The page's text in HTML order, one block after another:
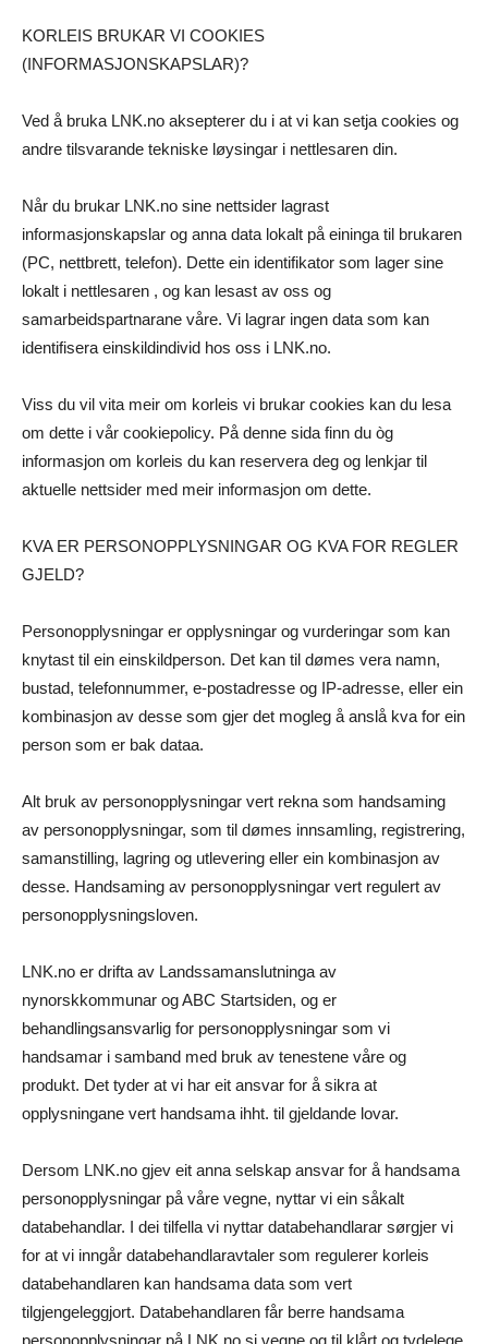
KORLEIS BRUKAR VI COOKIES
(INFORMASJONSKAPSLAR)?
Ved å bruka LNK.no aksepterer du i at vi kan setja cookies og
andre tilsvarande tekniske løysingar i nettlesaren din.
Når du brukar LNK.no sine nettsider lagrast
informasjonskapslar og anna data lokalt på eininga til brukaren
(PC, nettbrett, telefon). Dette ein identifikator som lager sine
lokalt i nettlesaren , og kan lesast av oss og
samarbeidspartnarane våre. Vi lagrar ingen data som kan
identifisera einskildindivid hos oss i LNK.no.
Viss du vil vita meir om korleis vi brukar cookies kan du lesa
om dette i vår cookiepolicy. På denne sida finn du òg
informasjon om korleis du kan reservera deg og lenkjar til
aktuelle nettsider med meir informasjon om dette.
KVA ER PERSONOPPLYSNINGAR OG KVA FOR REGLER
GJELD?
Personopplysningar er opplysningar og vurderingar som kan
knytast til ein einskildperson. Det kan til dømes vera namn,
bustad, telefonnummer, e-postadresse og IP-adresse, eller ein
kombinasjon av desse som gjer det mogleg å anslå kva for ein
person som er bak dataa.
Alt bruk av personopplysningar vert rekna som handsaming
av personopplysningar, som til dømes innsamling, registrering,
samanstilling, lagring og utlevering eller ein kombinasjon av
desse. Handsaming av personopplysningar vert regulert av
personopplysningsloven.
LNK.no er drifta av Landssamanslutninga av
nynorskkommunar og ABC Startsiden, og er
behandlingsansvarlig for personopplysningar som vi
handsamar i samband med bruk av tenestene våre og
produkt. Det tyder at vi har eit ansvar for å sikra at
opplysningane vert handsama ihht. til gjeldande lovar.
Dersom LNK.no gjev eit anna selskap ansvar for å handsama
personopplysningar på våre vegne, nyttar vi ein såkalt
databehandlar. I dei tilfella vi nyttar databehandlarar sørgjer vi
for at vi inngår databehandlaravtaler som regulerer korleis
databehandlaren kan handsama data som vert
tilgjengeleggjort. Databehandlaren får berre handsama
personopplysningar på LNK.no si vegne og til klårt og tydelege